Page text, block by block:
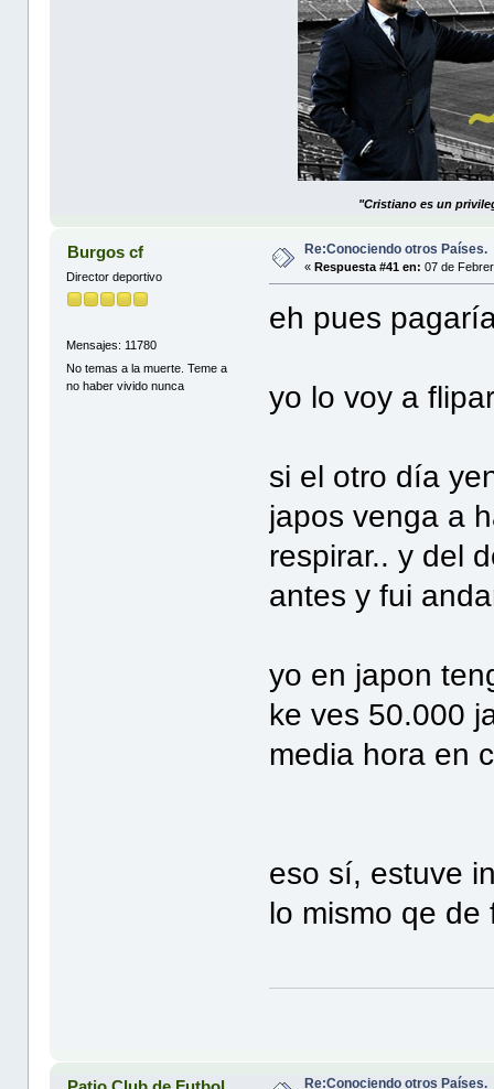
"Cristiano es un
Burgos cf
Director deportivo
Mensajes: 11780
No temas a la muerte. Teme a
no haber vivido nunca
Re:Conociendo otros Países.
«Respuesta #41 en: 07 de
eh pues
yo lo voy a
si el otro día
japos venga a
respirar.. y del
antes y fui
yo en japon
ke ves 50.000
media hora en
eso sí, estuve
lo mismo qe de
Re:Conociendo otros Países.